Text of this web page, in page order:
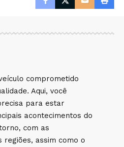
comprometido
Aqui, você
para estar
acontecimentos do
com as
regiões, assim como o